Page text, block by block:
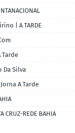
| A TARDE
Tarde
Da Silva
A Tarde
CRUZ-REDE BAHIA